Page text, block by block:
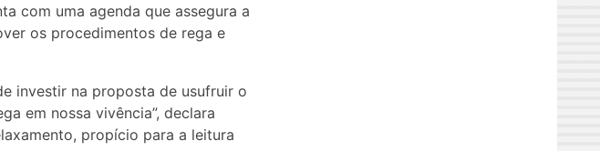
com uma agenda que assegura a
os procedimentos de rega e
investir na proposta de usufruir o
em nossa vivência”, declara
propício para a leitura